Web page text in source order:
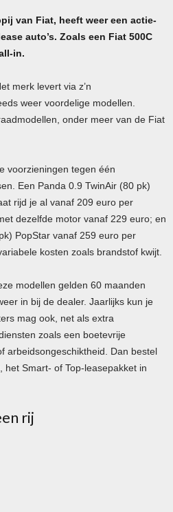
van Fiat, heeft weer een actie-
auto’s. Zoals een Fiat 500C
in.
merk levert via z’n
weer voordelige modellen.
onder meer van de Fiat
voorzieningen tegen één
Een Panda 0.9 TwinAir (80 pk)
rijd je al vanaf 209 euro per
dezelfde motor vanaf 229 euro; en
PopStar vanaf 259 euro per
kosten zoals brandstof kwijt.
modellen gelden 60 maanden
in bij de dealer. Jaarlijks kun je
mag ook, net als extra
zoals een boetevrije
arbeidsongeschiktheid. Dan bestel
het Smart- of Top-leasepakket in
rij